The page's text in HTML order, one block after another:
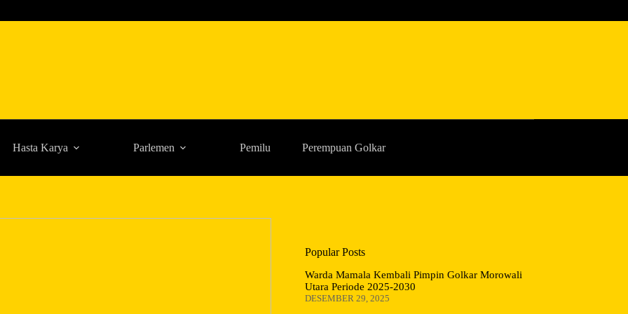
Hasta Karya Parlemen Pemilu Perempuan Golkar
Popular Posts
Warda Mamala Kembali Pimpin Golkar Morowali
Utara Periode 2025-2030
DESEMBER 29, 2025